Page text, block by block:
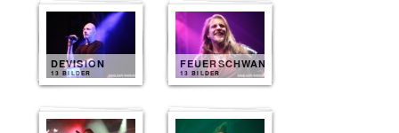
DEVISION
13 BILDER
FEUERSCHWANZ
13 BILDER